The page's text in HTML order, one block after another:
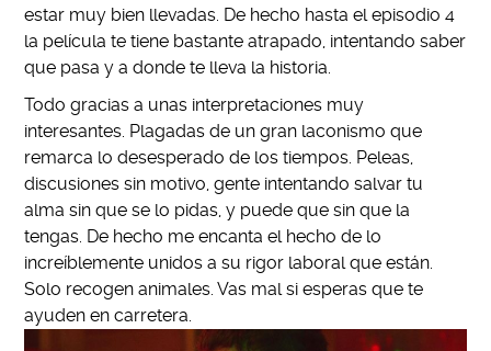
estar muy bien llevadas. De hecho hasta el episodio 4
la película te tiene bastante atrapado, intentando saber
que pasa y a donde te lleva la historia.
Todo gracias a unas interpretaciones muy
interesantes. Plagadas de un gran laconismo que
remarca lo desesperado de los tiempos. Peleas,
discusiones sin motivo, gente intentando salvar tu
alma sin que se lo pidas, y puede que sin que la
tengas. De hecho me encanta el hecho de lo
increíblemente unidos a su rigor laboral que están.
Solo recogen animales. Vas mal si esperas que te
ayuden en carretera.